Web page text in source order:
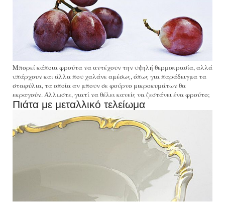
Μπορεί κάποια φρούτα να αντέχουν την υψηλή θερμοκρασία, αλλά
υπάρχουν και άλλα που χαλάνε αμέσως, όπως για παράδειγμα τα
σταφύλια, τα οποία αν μπουν σε φούρνο μικροκυμάτων θα
εκραγούν. Άλλωστε, γιατί να θέλει κανείς να ζεστάνει ένα φρούτο;
Πιάτα με μεταλλικό τελείωμα